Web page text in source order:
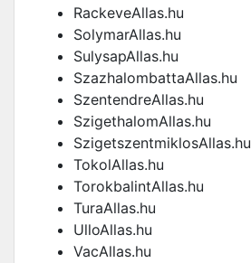
RackeveAllas.hu
SolymarAllas.hu
SulysapAllas.hu
SzazhalombattaAllas.hu
SzentendreAllas.hu
SzigethalomAllas.hu
SzigetszentmiklosAllas.hu
TokolAllas.hu
TorokbalintAllas.hu
TuraAllas.hu
UlloAllas.hu
VacAllas.hu